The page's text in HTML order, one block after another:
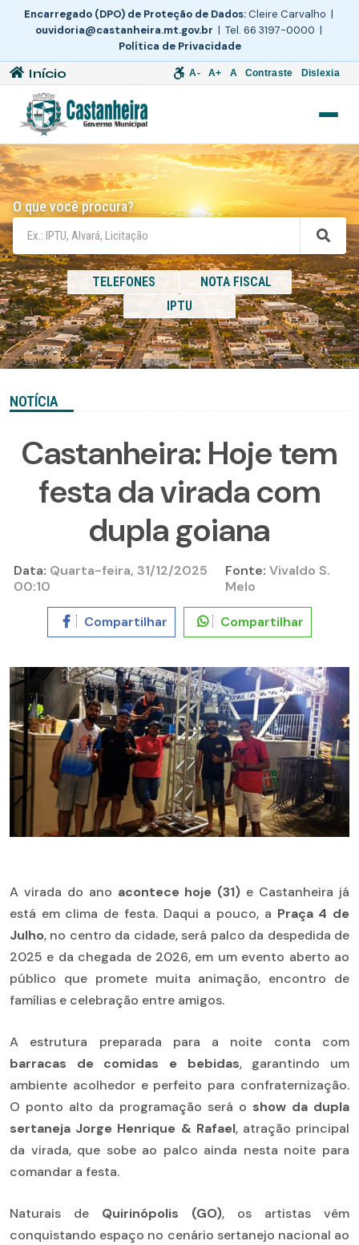
Encarregado (DPO) de Proteção de Dados:Cleire Carvalho |
ouvidoria@castanheira.mt.gov.br | Tel. 66 3197-0000 |
Política de Privacidade
Início A- A+ A Contraste Dislexia
O que você procura?
TELEFONES
NOTA FISCAL
IPTU
NOTÍCIA
Castanheira: Hoje tem
festa da virada com
dupla goiana
Data: Quarta-feira, 31/12/2025
00:10
Fonte: Vivaldo S.
Melo
Compartilhar Compartilhar
A virada do ano acontece hoje (31) e Castanheira já
está em clima de festa. Daqui a pouco, a Praça 4 de
Julho, no centro da cidade, será palco da despedida de
2025 e da chegada de 2026, em um evento aberto ao
público que promete muita animação, encontro de
famílias e celebração entre amigos.
A estrutura preparada para a noite conta com
barracas de comidas e bebidas, garantindo um
ambiente acolhedor e perfeito para confraternização.
O ponto alto da programação será o show da dupla
sertaneja Jorge Henrique & Rafael, atração principal
da virada, que sobe ao palco ainda nesta noite para
comandar a festa.
Naturais de Quirinópolis (GO), os artistas vêm
conquistando espaço no cenário sertanejo nacional ao